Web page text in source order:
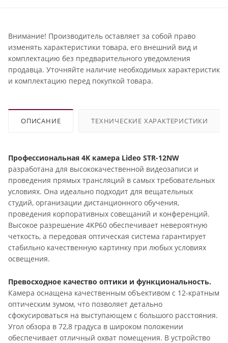
Внимание! Производитель оставляет за собой право
изменять характеристики товара, его внешний вид и
комплектацию без предварительного уведомления
продавца. Уточняйте наличие необходимых характеристик
и комплектацию перед покупкой товара.
ОПИСАНИЕ ТЕХНИЧЕСКИЕ ХАРАКТЕРИСТИКИ
Профессиональная 4K камера Lideo STR-12NW
разработана для высококачественной видеозаписи и
проведения прямых трансляций в самых требовательных
условиях. Она идеально подходит для вещательных
студий, организации дистанционного обучения,
проведения корпоративных совещаний и конференций.
Высокое разрешение 4KP60 обеспечивает невероятную
четкость, а передовая оптическая система гарантирует
стабильно качественную картинку при любых условиях
освещения.
Превосходное качество оптики и функциональность.
Камера оснащена качественным объективом с 12-кратным
оптическим зумом, что позволяет детально
сфокусироваться на выступающем с большого расстояния.
Угол обзора в 72,8 градуса в широком положении
обеспечивает отличный охват помещения. В устройство